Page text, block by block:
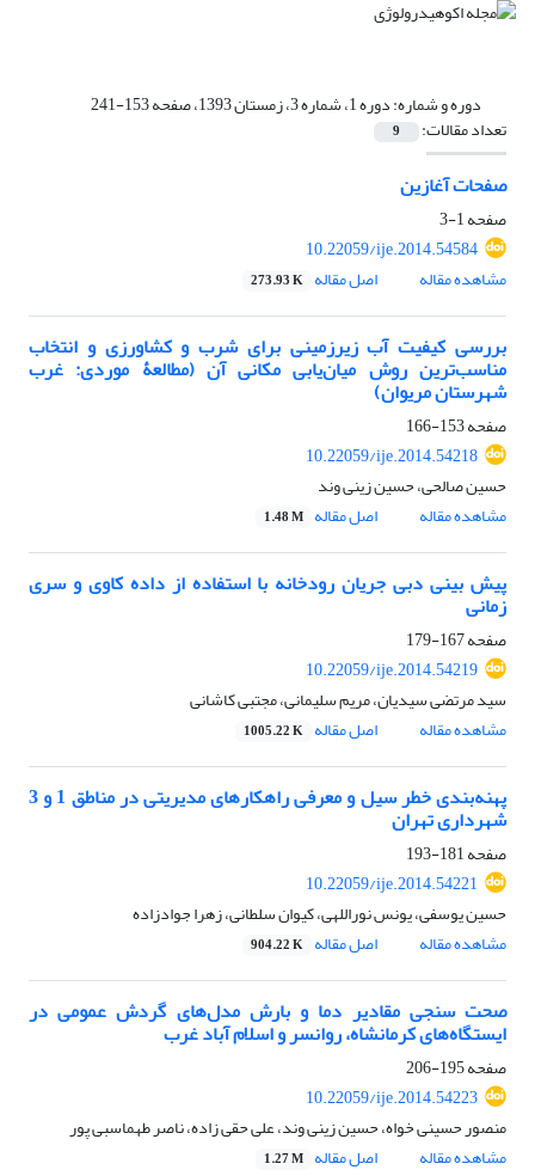
دوره و شماره:دوره 1، شماره 3، زمستان 1393، صفحه 153-241
تعداد مقالات: 9
صفحات آغازین
صفحه1-3
10.22059/ije.2014.54584
مشاهده مقاله
اصل مقاله 273.93 K
بررسی کیفیت آب زیرزمینی برای شرب و کشاورزی و انتخاب
مناسب‌ترین روش میان‌یابی مکانی آن (مطالعۀ موردی: غرب
شهرستان مریوان)
صفحه153-166
10.22059/ije.2014.54218
حسین صالحی، حسین زینی وند
مشاهده مقاله
اصل مقاله 1.48 M
پیش بینی دبی جریان رودخانه با استفاده از داده کاوی و سری
زمانی
صفحه167-179
10.22059/ije.2014.54219
سید مرتضی سیدیان، مریم سلیمانی، مجتبی کاشانی
مشاهده مقاله
اصل مقاله 1005.22 K
پهنه‌بندی خطر سیل و معرفی راهکارهای مدیریتی در مناطق 1 و 3
شهرداری تهران
صفحه181-193
10.22059/ije.2014.54221
حسین یوسفی، یونس نوراللهی، کیوان سلطانی، زهرا جوادزاده
مشاهده مقاله
اصل مقاله 904.22 K
صحت سنجی مقادیر دما و بارش مدل‌های گردش عمومی در
ایستگاه‌های کرمانشاه، روانسر و اسلام آباد غرب
صفحه195-206
10.22059/ije.2014.54223
منصور حسینی خواه، حسین زینی وند، علی حقی زاده، ناصر طهماسبی پور
مشاهده مقاله
اصل مقاله 1.27 M